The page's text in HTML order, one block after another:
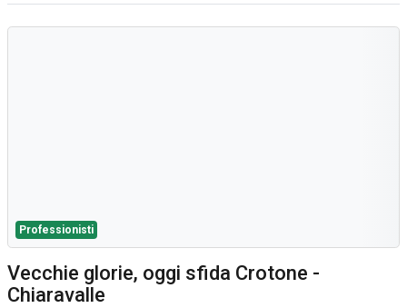
Professionisti
Vecchie glorie, oggi sfida Crotone -
Chiaravalle